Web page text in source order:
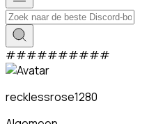
##########
recklessrose1280